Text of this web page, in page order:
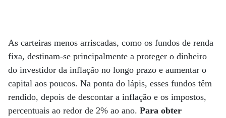
As carteiras menos arriscadas, como os fundos de renda
fixa, destinam-se principalmente a proteger o dinheiro
do investidor da inflação no longo prazo e aumentar o
capital aos poucos. Na ponta do lápis, esses fundos têm
rendido, depois de descontar a inflação e os impostos,
percentuais ao redor de 2% ao ano. Para obter